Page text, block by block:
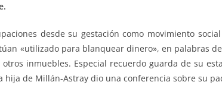
desde su gestación como movimiento
«utilizado para blanquear dinero», en palabras
otros inmuebles. Especial recuerdo guarda de su
hija de Millán-Astray dio una conferencia sobre su